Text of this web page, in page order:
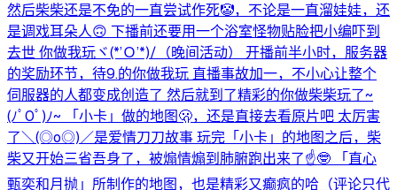
然后柴柴还是不免的一直尝试作死🤡，不论是一直溜娃娃，还
是调戏耳朵人🙃 下播前还要用一个浴室怪物贴脸把小编吓到
去世 你做我玩ヾ⁠(⁠*⁠’⁠Ｏ⁠’⁠*⁠)⁠/（晚间活动） 开播前半小时，服务器
的奖励环节，待9.的你做我玩 直播事故加一，不小心让整个
伺服器的人都变成创造了 然后就到了精彩的你做柴柴玩了~
(⁠ﾉﾟ⁠0ﾟ⁠)⁠ﾉ⁠~ 「小卡」做的地图🫢，还是直接去看原片吧 太厉害
了＼⁠(⁠◎⁠o⁠◎⁠)⁠／是爱情刀刀故事 玩完「小卡」的地图之后，柴
柴又开始三省吾身了，被煽情煽到肺腑跑出来了☝️🤓 「直心
甄奕和月抛」所制作的地图，也是精彩又癫疯的哈（评论只代